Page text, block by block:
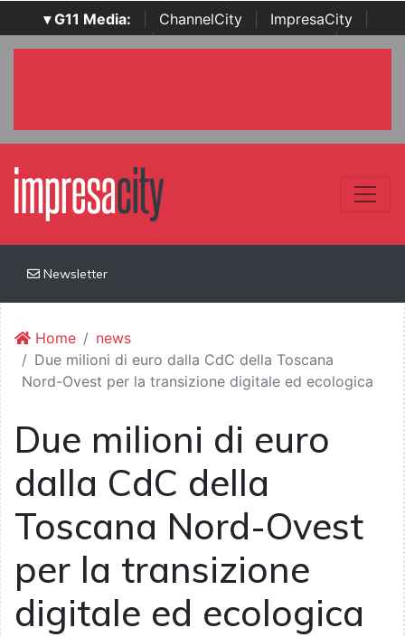
▾ G11 Media: ChannelCity ImpresaCity
SecurityOpenLab | Italian Channel Awards | Italian
Newsletter
Home
news
Due milioni di euro dalla CdC della Toscana
Nord-Ovest per la transizione digitale ed ecologica
Due milioni di euro
dalla CdC della
Toscana Nord-Ovest
per la transizione
digitale ed ecologica